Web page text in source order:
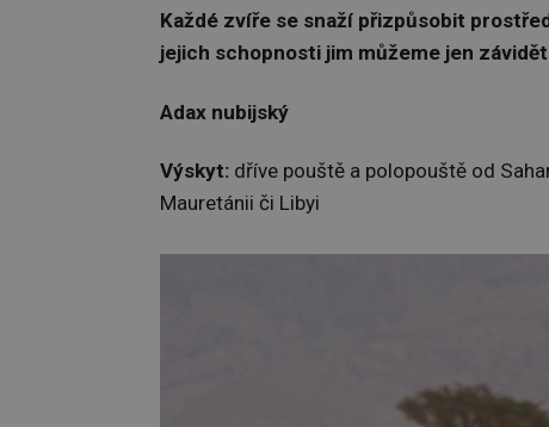
Každé zvíře se snaží přizpůsobit
jejich schopnosti jim můžeme jen
Adax nubijský
Výskyt: dříve pouště a polopouště od
Mauretánii či Libyi